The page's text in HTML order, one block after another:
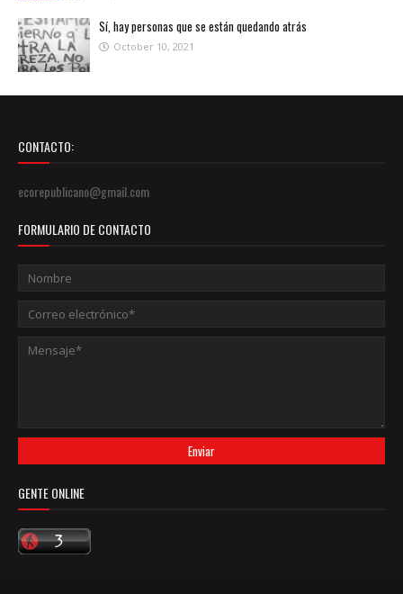
Sí, hay personas que se están quedando atrás
October 10, 2021
CONTACTO:
ecorepublicano@gmail.com
FORMULARIO DE CONTACTO
GENTE ONLINE